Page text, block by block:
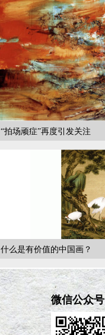
“拍场顽症”再度引发关注
什么是有价值的中国画？
微信公众号